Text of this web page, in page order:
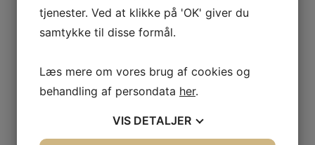
Frivilliggrupper
Mærkesager
Aktuelt
Sociale medier
Presse
Annoncering
tjenester. Ved at klikke på 'OK' giver du
samtykke til disse formål.
Læs mere om vores brug af cookies og
behandling af persondata her.
VIS DETALJER